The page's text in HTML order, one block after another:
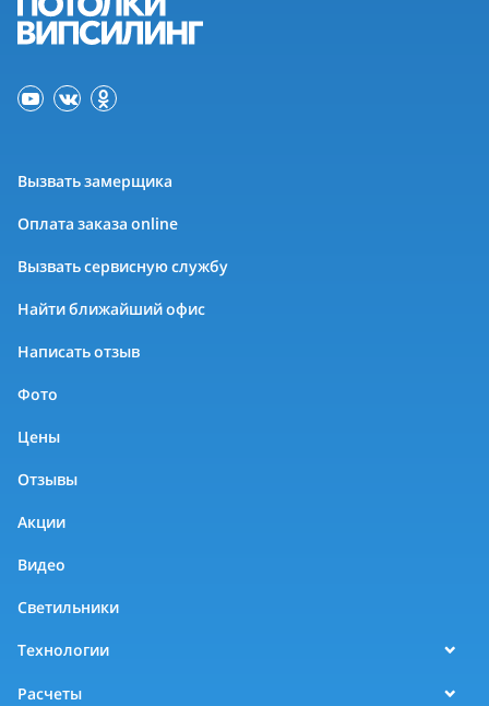
Вызвать замерщика
Оплата заказа online
Вызвать сервисную службу
Найти ближайший офис
Написать отзыв
Фото
Цены
Отзывы
Акции
Видео
Светильники
Технологии
Расчеты